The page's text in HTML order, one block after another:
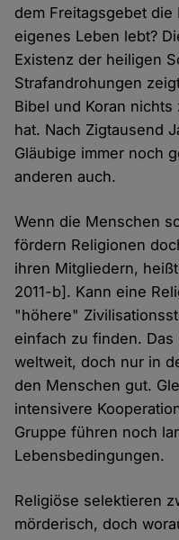
dem Freitagsgebet
eigenes Leben lebt?
Existenz der heiligen
Strafandrohungen
Bibel und Koran
hat. Nach Zigtausend
Gläubige immer noch
anderen auch.
Wenn die Menschen
fördern Religionen
ihren Mitgliedern,
2011-b]. Kann eine
"höhere"
einfach zu finden.
weltweit, doch nur in
den Menschen gut.
intensivere
Gruppe führen noch
Lebensbedingungen.
Religiöse selektieren
mörderisch, doch